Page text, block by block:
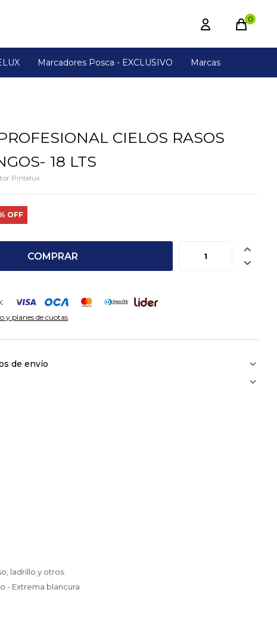
Marcadores Posca - EXCLUSIVO Marcas
0
CIELOS RASOS
18 LTS
Pintelux
COMPRAR


y planes de cuotas
de envío
ladrillo y otros.
- Extrema blancura